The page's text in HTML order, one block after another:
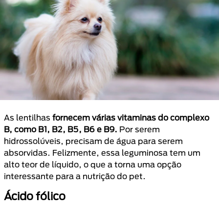
As lentilhas fornecem várias vitaminas do complexo
B, como B1, B2, B5, B6 e B9. Por serem
hidrossolúveis, precisam de água para serem
absorvidas. Felizmente, essa leguminosa tem um
alto teor de líquido, o que a torna uma opção
interessante para a nutrição do pet.
Ácido fólico